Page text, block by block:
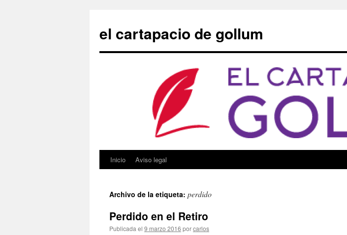
contenido
el cartapacio de gollum
Inicio Aviso legal
Archivo de la etiqueta: perdido
Perdido en el Retiro
Publicada el 9 marzo 2016 porcarlos